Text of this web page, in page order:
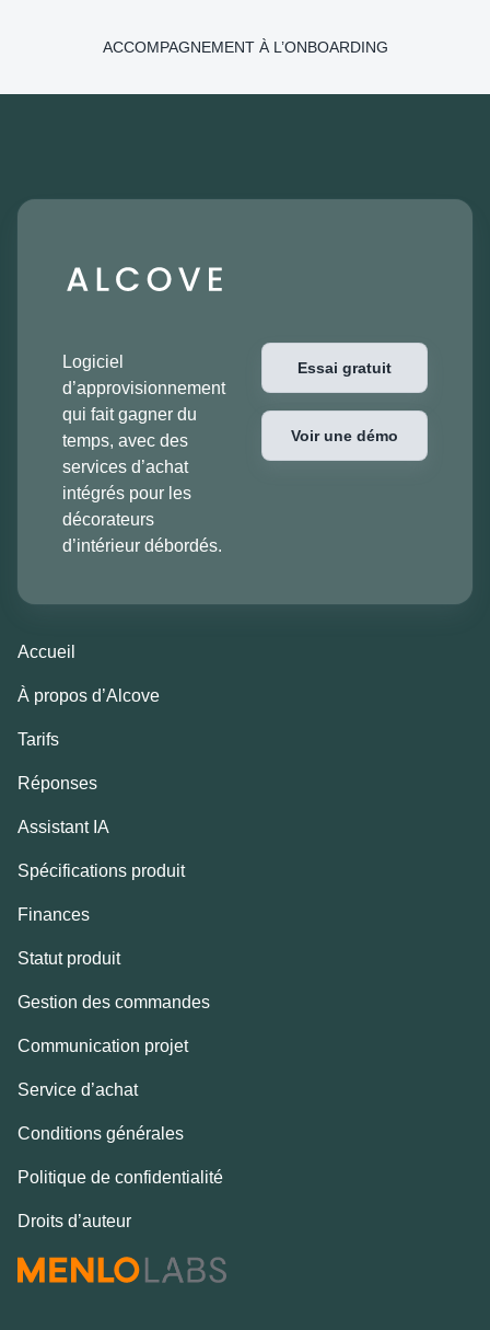
ACCOMPAGNEMENT À L’ONBOARDING
Logiciel
d’approvisionnement
qui fait gagner du
temps, avec des
services d’achat
intégrés pour les
décorateurs
d’intérieur débordés.
Essai gratuit
Voir une démo
Accueil
À propos d’Alcove
Tarifs
Réponses
Assistant IA
Spécifications produit
Finances
Statut produit
Gestion des commandes
Communication projet
Service d’achat
Conditions générales
Politique de confidentialité
Droits d’auteur